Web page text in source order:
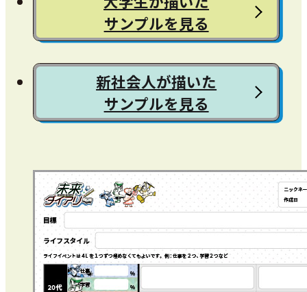
サンプルを見る
新社会人が描いた
サンプルを見る